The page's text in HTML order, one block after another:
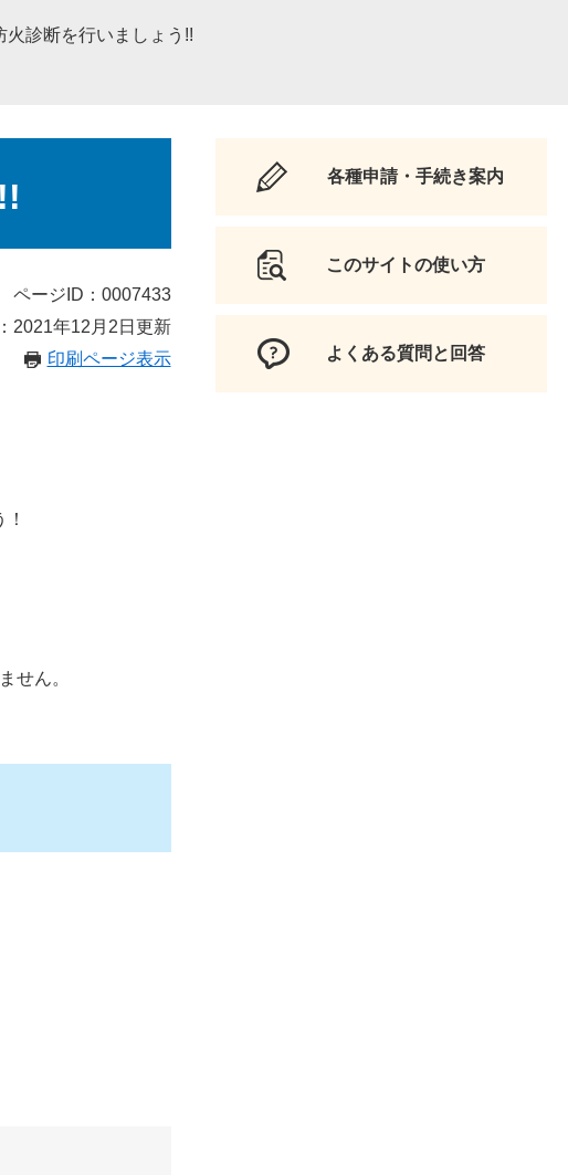
火診断を行いましょう!!
ページID：0007433
2021年12月2日更新
印刷ページ表示
せん。
各種申請・手続き案内
このサイトの使い方
よくある質問と回答